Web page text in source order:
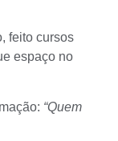
feito cursos
espaço no
“Quem